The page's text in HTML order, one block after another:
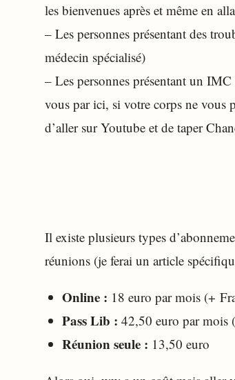
les bienvenues après et même en
– Les personnes présentant des
médecin spécialisé)
– Les personnes présentant un
vous par ici, si votre corps ne vous
d’aller sur Youtube et de taper
Il existe plusieurs types
réunions (je ferai un article
Online : 18 euro par mois (+
Pass Lib : 42,50 euro par
Réunion seule : 13,50 euro